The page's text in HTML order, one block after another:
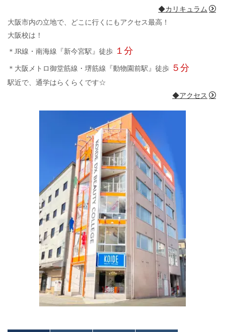
◆カリキュラム
大阪市内の立地で、どこに行くにもアクセス最高！
大阪校は！
＊JR線・南海線『新今宮駅』徒歩 １分
＊大阪メトロ御堂筋線・堺筋線『動物園前駅』徒歩 ５分
駅近で、通学はらくらくです☆
◆アクセス